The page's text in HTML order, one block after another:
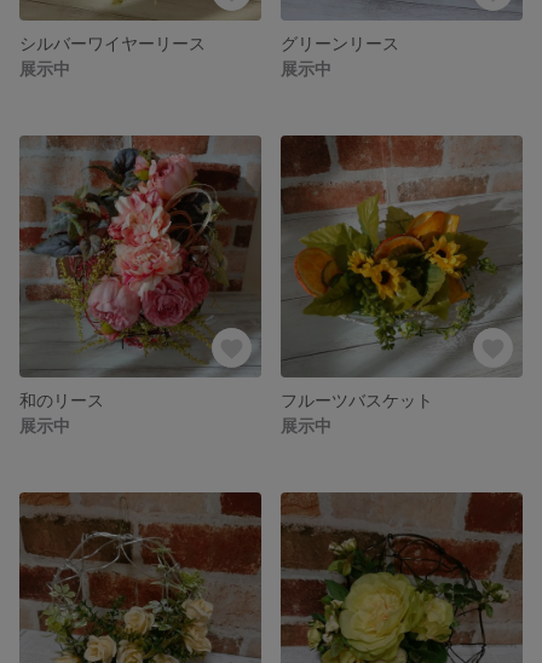
シルバーワイヤーリース
展示中
グリーンリース
展示中
和のリース
展示中
フルーツバスケット
展示中